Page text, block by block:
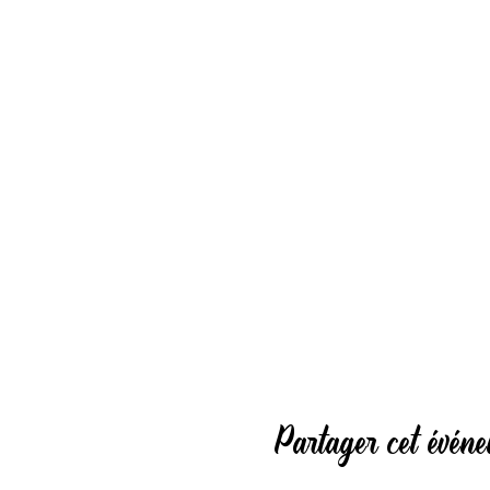
Partager cet